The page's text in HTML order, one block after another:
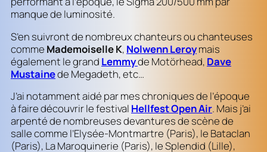
manque de luminosité.
S’en suivront de nombreux chanteurs ou chanteuses
comme Mademoiselle K, Nolwenn Leroymais
également le grand Lemmyde Motörhead, Dave
Mustainede Megadeth, etc…
J’ai notamment aidé par mes chroniques de l’époque
à faire découvrir le festival Hellfest Open Air. Mais j’ai
arpenté de nombreuses devantures de scène de
salle comme l’Elysée-Montmartre (Paris), le Bataclan
(Paris), La Maroquinerie (Paris), le Splendid (Lille),